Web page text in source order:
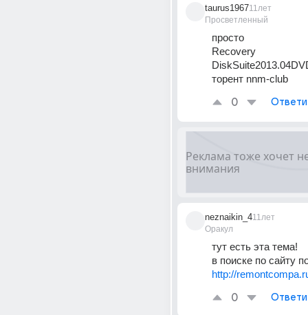
taurus1967
Просветленный
11лет
просто
Recovery
торент nnm-club
0
neznaikin_4
Оракул
11лет
тут есть эта тема!
в поиске по сайту
http://
0